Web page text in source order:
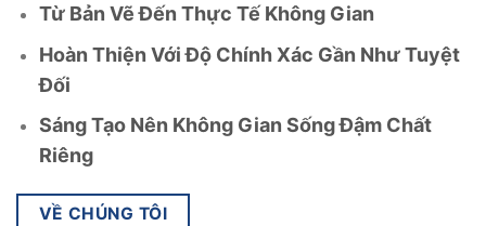
Từ Bản Vẽ Đến Thực Tế Không Gian
Hoàn Thiện Với Độ Chính Xác Gần Như Tuyệt
Đối
Sáng Tạo Nên Không Gian Sống Đậm Chất
Riêng
VỀ CHÚNG TÔI